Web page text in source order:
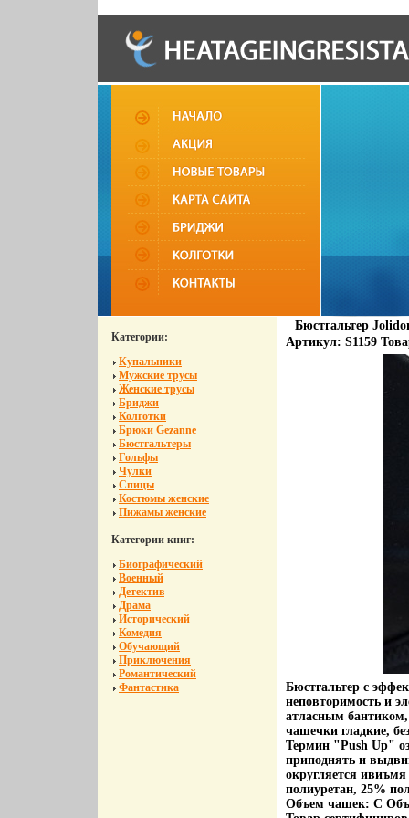
Категории:
Купальники
Мужские трусы
Женские трусы
Бриджи
Колготки
Брюки Gezanne
Бюстгальтеры
Гольфы
Чулки
Спицы
Костюмы женские
Пижамы женские
Категории книг:
Биографический
Военный
Детектив
Драма
Исторический
Комедия
Обучающий
Приключения
Романтический
Фантастика
Бюстгальтер
Артикул: S1159
Бюстгальтер с
неповторимость и
атласным бантиком,
чашечки гладкие,
Термин "Push Up"
приподнять и
округляется
полиуретан, 25%
Объем чашек: С